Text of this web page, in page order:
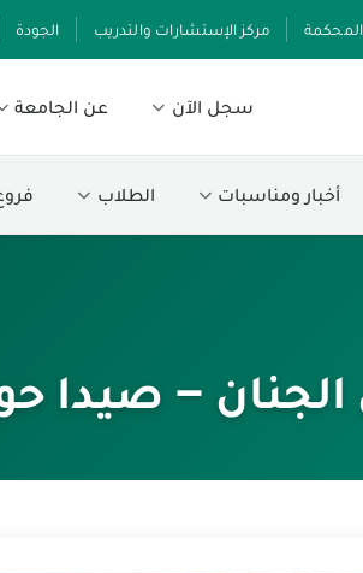
مركز الإستشارات والتدريب الجودة
سجل الآن عن الجامعة
أخبار ومناسبات الطلاب
– صيدا